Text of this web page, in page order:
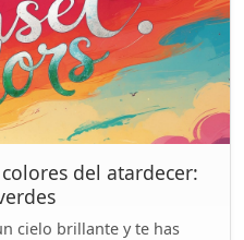
del atardecer:
cielo brillante y te has